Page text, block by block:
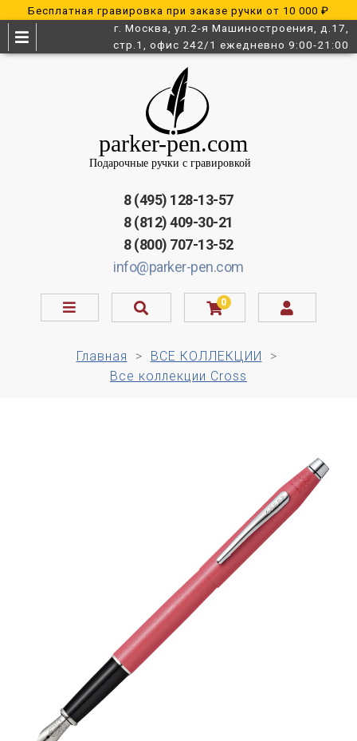
Бесплатная гравировка при заказе ручки от 10 000 ₽
г. Москва, ул.2-я Машиностроения, д.17,
стр.1, офис 242/1 ежедневно 9:00-21:00
8 (495) 128-13-57
8 (812) 409-30-21
8 (800) 707-13-52
info@parker-pen.com
0
Главная
ВСЕ КОЛЛЕКЦИИ
Все коллекции Cross